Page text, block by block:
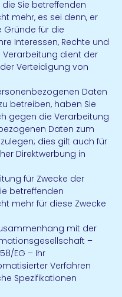
Sie betreffenden
mehr, es sei denn, er
Gründe für die
Interessen, Rechte und
Verarbeitung dient der
Verteidigung von
Daten
betreiben, haben Sie
gegen die Verarbeitung
Daten zum
dies gilt auch für
Direktwerbung in
für Zwecke der
betreffenden
mehr für diese Zwecke
mit der
–
EG – Ihr
Verfahren
Spezifikationen